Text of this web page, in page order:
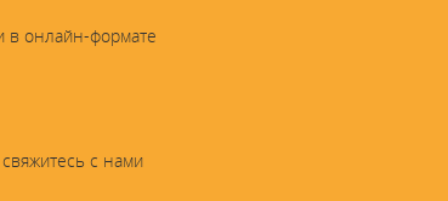
в онлайн-формате
с нами